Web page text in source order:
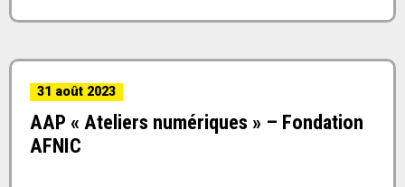
31 août 2023
AAP « Ateliers numériques » – Fondation
AFNIC